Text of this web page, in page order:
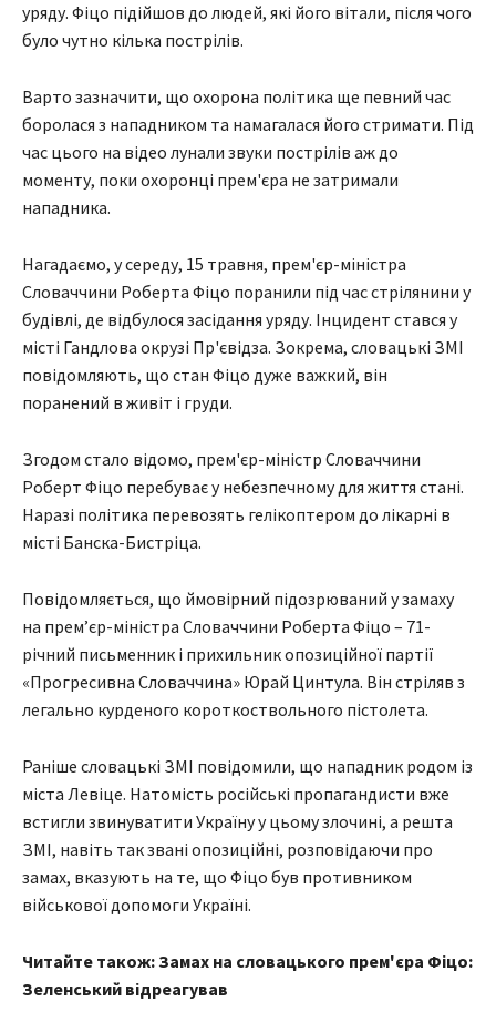
уряду. Фіцо підійшов до людей, які його вітали, після чого
було чутно кілька пострілів.
Варто зазначити, що охорона політика ще певний час
боролася з нападником та намагалася його стримати. Під
час цього на відео лунали звуки пострілів аж до
моменту, поки охоронці прем'єра не затримали
нападника.
Нагадаємо, у середу, 15 травня, прем'єр-міністра
Словаччини Роберта Фіцо поранили під час стрілянини у
будівлі, де відбулося засідання уряду. Інцидент стався у
місті Гандлова окрузі Пр'євідза. Зокрема, словацькі ЗМІ
повідомляють, що стан Фіцо дуже важкий, він
поранений в живіт і груди.
Згодом стало відомо, прем'єр-міністр Словаччини
Роберт Фіцо перебуває у небезпечному для життя стані.
Наразі політика перевозять гелікоптером до лікарні в
місті Банска-Бистріца.
Повідомляється, що ймовірний підозрюваний у замаху
на прем’єр-міністра Словаччини Роберта Фіцо – 71-
річний письменник і прихильник опозиційної партії
«Прогресивна Словаччина» Юрай Цинтула. Він стріляв з
легально курденого короткоствольного пістолета.
Раніше словацькі ЗМІ повідомили, що нападник родом із
міста Левіце. Натомість російські пропагандисти вже
встигли звинуватити Україну у цьому злочині, а решта
ЗМІ, навіть так звані опозиційні, розповідаючи про
замах, вказують на те, що Фіцо був противником
військової допомоги Україні.
Читайте також: Замах на словацького прем'єра Фіцо:
Зеленський відреагував